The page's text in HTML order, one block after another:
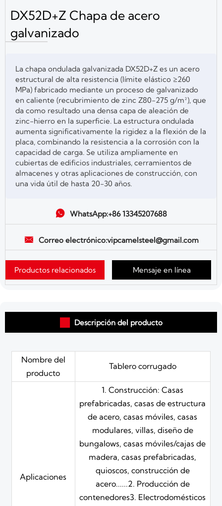
DX52D+Z Chapa de acero
galvanizado
La chapa ondulada galvanizada DX52D+Z es un acero
estructural de alta resistencia (límite elástico ≥260
MPa) fabricado mediante un proceso de galvanizado
en caliente (recubrimiento de zinc Z80-275 g/m²), que
da como resultado una densa capa de aleación de
zinc-hierro en la superficie. La estructura ondulada
aumenta significativamente la rigidez a la flexión de la
placa, combinando la resistencia a la corrosión con la
capacidad de carga. Se utiliza ampliamente en
cubiertas de edificios industriales, cerramientos de
almacenes y otras aplicaciones de construcción, con
una vida útil de hasta 20-30 años.
 WhatsApp:+86 13345207688
 Correo electrónico:vipcamelsteel@gmail.com
Productos relacionados Mensaje en línea
Descripción del producto
Nombre del
producto
Tablero corrugado
Aplicaciones
1. Construcción: Casas
prefabricadas, casas de estructura
de acero, casas móviles, casas
modulares, villas, diseño de
bungalows, casas móviles/cajas de
madera, casas prefabricadas,
quioscos, construcción de
acero......2. Producción de
contenedores3. Electrodomésticos